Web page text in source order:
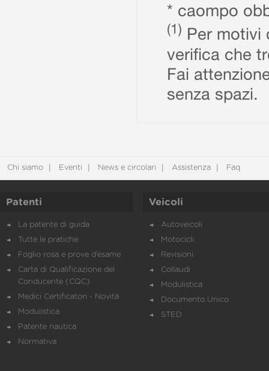
* caompo
(1) Per motivi
verifica che
Fai
senza spazi.
Chi siamo Eventi News e circolari Assistenza Faq
Patenti
La patente di guida
Tutte le pratiche
Foglio rosa e prove d’esame
Carta di Qualificazione del
Conducente (CQC)
Medici Certificatori - Novità
Modulistica
Patente nautica
Normativa
Veicoli
Autoveicoli
Motocicli
Revisioni
Collaudi
Modulistica
Documento Unico
STED